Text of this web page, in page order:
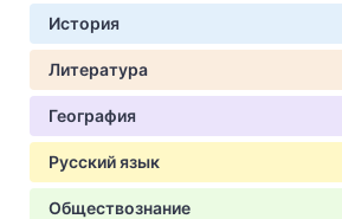
История
Литература
География
Русский язык
Обществознание